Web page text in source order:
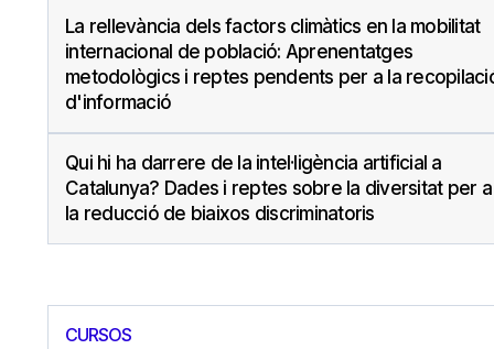
La rellevància dels factors climàtics en la mobilitat
internacional de població: Aprenentatges
metodològics i reptes pendents per a la
d'informació
Qui hi ha darrere de la intel·ligència artificial a
Catalunya? Dades i reptes sobre la diversitat per a
la reducció de biaixos discriminatoris
CURSOS